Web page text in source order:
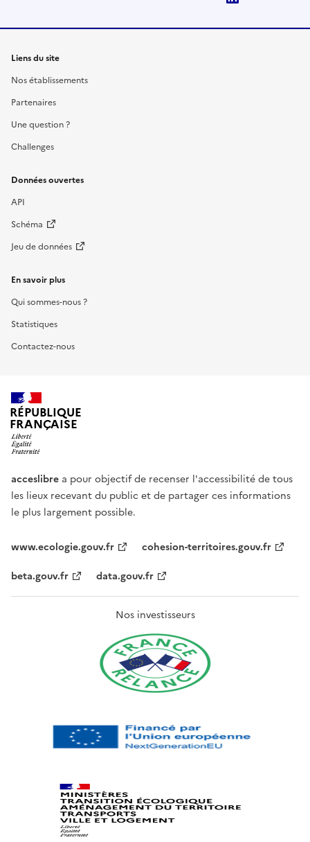
Liens du site
Nos établissements
Partenaires
Une question ?
Challenges
Données ouvertes
API
Schéma
Jeu de données
En savoir plus
Qui sommes-nous ?
Statistiques
Contactez-nous
RÉPUBLIQUE
FRANÇAISE
acceslibre a pour objectif de recenser l'accessibilité de tous
les lieux recevant du public et de partager ces informations
le plus largement possible.
www.ecologie.gouv.fr
cohesion-territoires.gouv.fr
beta.gouv.fr
data.gouv.fr
Nos investisseurs